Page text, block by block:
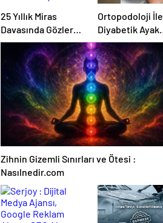
25 Yıllık Miras
Davasında Gözler
Temmuz Ayındaki
Karar Duruşmasına
Çevrildi
Ortopodoloji İle
Diyabetik Ayak
Yarası Tedavisi
Zihnin Gizemli Sınırları ve Ötesi :
Nasılnedir.com